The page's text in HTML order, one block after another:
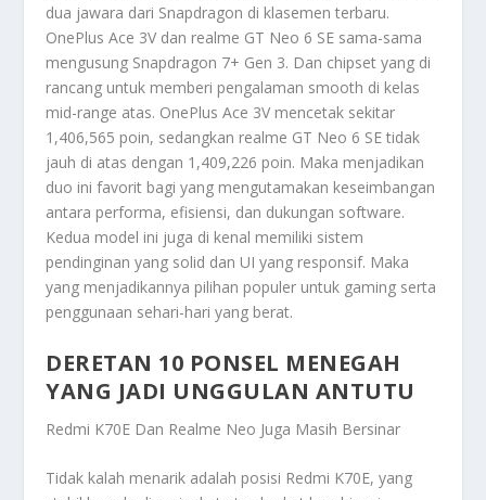
dua jawara dari Snapdragon di klasemen terbaru.
OnePlus Ace 3V dan realme GT Neo 6 SE sama-sama
mengusung Snapdragon 7+ Gen 3. Dan chipset yang di
rancang untuk memberi pengalaman smooth di kelas
mid-range atas. OnePlus Ace 3V mencetak sekitar
1,406,565 poin, sedangkan realme GT Neo 6 SE tidak
jauh di atas dengan 1,409,226 poin. Maka menjadikan
duo ini favorit bagi yang mengutamakan keseimbangan
antara performa, efisiensi, dan dukungan software.
Kedua model ini juga di kenal memiliki sistem
pendinginan yang solid dan UI yang responsif. Maka
yang menjadikannya pilihan populer untuk gaming serta
penggunaan sehari-hari yang berat.
DERETAN 10 PONSEL MENEGAH
YANG JADI UNGGULAN ANTUTU
Redmi K70E Dan Realme Neo Juga Masih Bersinar
Tidak kalah menarik adalah posisi Redmi K70E, yang